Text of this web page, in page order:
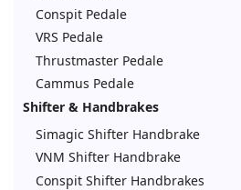
Conspit Pedale
VRS Pedale
Thrustmaster Pedale
Cammus Pedale
Shifter & Handbrakes
Simagic Shifter Handbrake
VNM Shifter Handbrake
Conspit Shifter Handbrakes